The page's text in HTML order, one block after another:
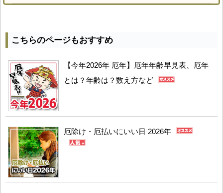
こちらのページもおすすめ
【今年2026年 厄年】厄年年齢早見表、厄年
とは？年齢は？数え方など
厄除け・厄払いにいい日 2026年